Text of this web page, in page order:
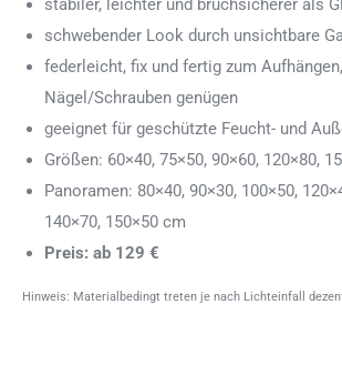
stabiler, leichter und bruchsicherer als
schwebender Look durch unsichtbare
federleicht, fix und fertig zum
Nägel/Schrauben genügen
geeignet für geschützte Feucht- und
Größen: 60×40, 75×50, 90×60, 120×80,
Panoramen: 80×40, 90×30, 100×50,
140×70, 150×50 cm
Preis: ab 129 €
Hinweis: Materialbedingt treten je nach Lichteinfall